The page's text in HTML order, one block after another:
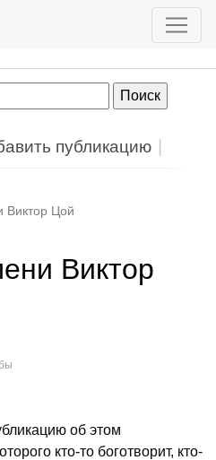
публикацию
Виктор Цой
Виктор
об этом
кто-то боготворит, кто-